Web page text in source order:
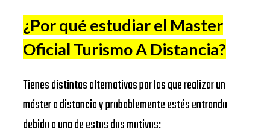
Universidad
Complutense
de Madrid
https://www.ucm.es/
de Barcelona
https://www.ub.edu/
EADA
https://www.eada.edu/es/
SCHOOL
BUSINESS
SCHOOL
¿Por qué estudiar el Master
Oficial Turismo A Distancia?
Tienes distintas alternativas por las que realizar un
máster a distancia y probablemente estés entrando
debido a una de estos dos motivos: